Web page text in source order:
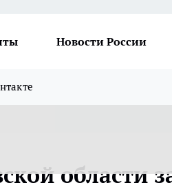
Новости России
области